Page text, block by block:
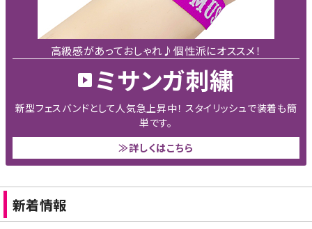
高級感があっておしゃれ♪個性派にオススメ！
ミサンガ刺繍
新型フェスバンドとして人気急上昇中！ スタイリッシュで装着も簡
単です。
≫詳しくはこちら
新着情報